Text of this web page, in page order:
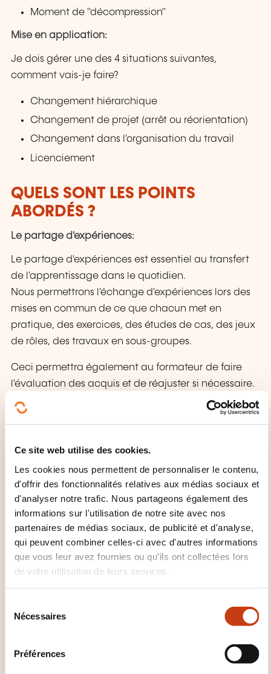
Ce site web utilise des cookies.
Les cookies nous permettent de personnaliser le contenu,
d'offrir des fonctionnalités relatives aux médias sociaux et
d'analyser notre trafic. Nous partageons également des
informations sur l'utilisation de notre site avec nos
partenaires de médias sociaux, de publicité et d'analyse,
qui peuvent combiner celles-ci avec d'autres informations
que vous leur avez fournies ou qu'ils ont collectées lors
de votre utilisation de leurs services.
Nécessaires
Préférences
Moment de "décompression"
Mise en application:
Je dois gérer une des 4 situations suivantes,
comment vais-je faire?
Changement hiérarchique
Changement de projet (arrêt ou réorientation)
Changement dans l'organisation du travail
Licenciement
QUELS SONT LES POINTS
ABORDÉS ?
Le partage d'expériences:
Le partage d'expériences est essentiel au transfert
de l'apprentissage dans le quotidien.
Nous permettrons l'échange d'expériences lors des
mises en commun de ce que chacun met en
pratique, des exercices, des études de cas, des jeux
de rôles, des travaux en sous-groupes.
Ceci permettra également au formateur de faire
l'évaluation des acquis et de réajuster si nécessaire.
Revenir au vécu professionnel des participants:
plan d'actions simples et concrètes.
Il recevra également une feuille de synthèse
reprenant les idées essentielles de la formation pour
l'aider à transférer l'apprentissage dans son
quotidien.
QUELLES MÉTHODES
PÉDAGOGIQUES SONT UTILISÉES
?
Nous aurons donc une proportion de 30 % de théorie